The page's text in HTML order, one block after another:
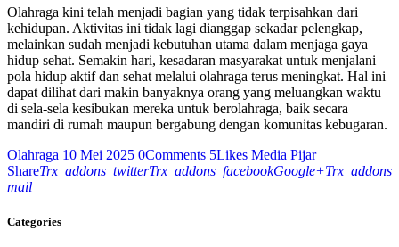
Olahraga kini telah menjadi bagian yang tidak terpisahkan dari
kehidupan. Aktivitas ini tidak lagi dianggap sekadar pelengkap,
melainkan sudah menjadi kebutuhan utama dalam menjaga gaya
hidup sehat. Semakin hari, kesadaran masyarakat untuk menjalani
pola hidup aktif dan sehat melalui olahraga terus meningkat. Hal ini
dapat dilihat dari makin banyaknya orang yang meluangkan waktu
di sela-sela kesibukan mereka untuk berolahraga, baik secara
mandiri di rumah maupun bergabung dengan komunitas kebugaran.
Olahraga 10 Mei 2025 0Comments 5Likes Media Pijar
ShareTrx_addons_twitterTrx_addons_facebookGoogle+
mail
Categories